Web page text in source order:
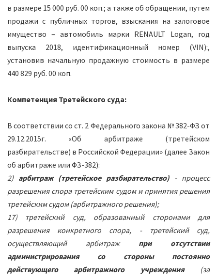
в размере 15 000 руб. 00 коп.; а также об обращении, путем
продажи с публичных торгов, взыскания на залоговое
имущество – автомобиль марки RENAULT Logan, год
выпуска 2018, идентификационный номер (VIN):,
установив начальную продажную стоимость в размере
440 829 руб. 00 коп.
Компетенция Третейского суда:
В соответствии со ст. 2 Федерального закона № 382-ФЗ от
29.12.2015г. «Об арбитраже (третейском
разбирательстве) в Российской Федерации» (далее Закон
об арбитраже или ФЗ-382):
2) арбитраж (третейское разбирательство) - процесс
разрешения спора третейским судом и принятия решения
третейским судом (арбитражного решения);
17) третейский суд, образованный сторонами для
разрешения конкретного спора, - третейский суд,
осуществляющий арбитраж при отсутствии
администрирования со стороны постоянно
действующего арбитражного учреждения(за